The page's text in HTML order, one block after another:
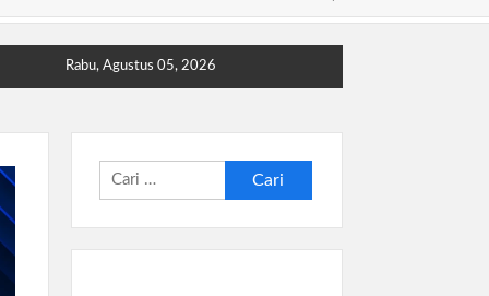
Rabu, Agustus 05, 2026
untuk: